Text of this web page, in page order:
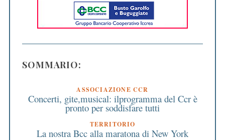
SOMMARIO:
ASSOCIAZIONE CCR
Concerti, gite,musical: ilprogramma del Ccr è
pronto per soddisfare tutti
TERRITORIO
La nostra Bcc alla maratona di New York